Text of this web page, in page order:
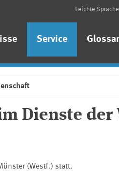
Leichte Sprache
Service
Dienste der
(Westf.) statt.